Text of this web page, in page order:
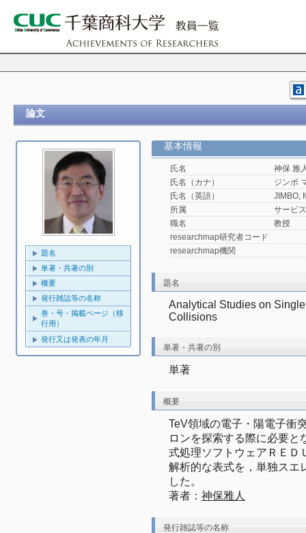
論文
題名
単著・共著の別
概要
発行雑誌等の名称
巻・号・掲載ページ（移
行用）
発行又は発表の年月
基本情報
氏名
神保 雅
氏名（カナ）
ジンボ
氏名（英語）
JIMBO,
所属
サービ
職名
教授
researchmap研究者コード
researchmap機関
題名
Analytical Studies on
Collisions
単著・共著の別
単著
概要
TeV領域の電子・陽電子衝
ロンを探索する際に必要と
式処理ソフトウェアＲＥＤ
解析的な表式を，単独スエ
した。
著者： 神保雅人
発行雑誌等の名称